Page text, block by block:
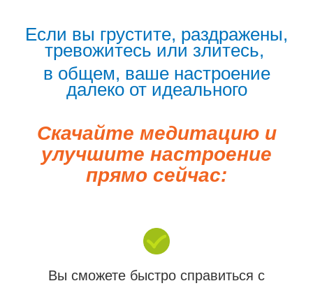
Если вы грустите, раздражены,
тревожитесь или злитесь,
в общем, ваше настроение
далеко от идеального
Скачайте медитацию и
улучшите настроение
прямо сейчас:
Вы сможете быстро справиться с